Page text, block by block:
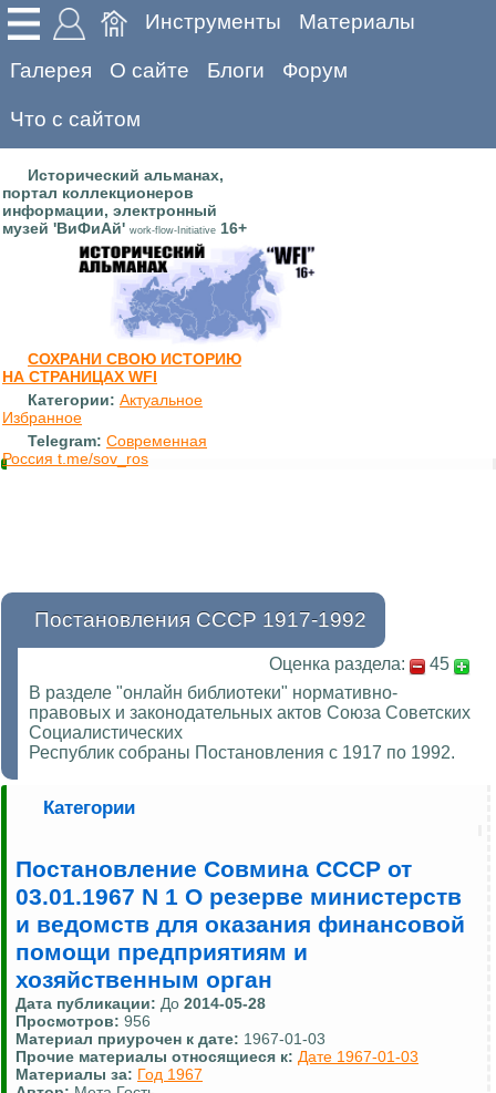
Инструменты Материалы
Галерея О сайте Блоги Форум
Что с сайтом
Исторический альманах,
портал коллекционеров
информации, электронный
музей 'ВиФиАй' work-flow-Initiative 16+
СОХРАНИ СВОЮ ИСТОРИЮ
НА СТРАНИЦАХ WFI
Категории: Актуальное
Избранное
Telegram: Современная
Россия t.me/sov_ros
Постановления СССР 1917-1992
Оценка раздела:
45
В разделе "онлайн библиотеки" нормативно-
правовых и законодательных актов Союза Советских
Социалистических
Республик собраны Постановления с 1917 по 1992.
Категории
Постановление Совмина СССР от
03.01.1967 N 1 О резерве министерств
и ведомств для оказания финансовой
помощи предприятиям и
хозяйственным орган
Дата публикации: До 2014-05-28
Просмотров: 956
Материал приурочен к дате: 1967-01-03
Прочие материалы относящиеся к: Дате 1967-01-03
Материалы за: Год 1967